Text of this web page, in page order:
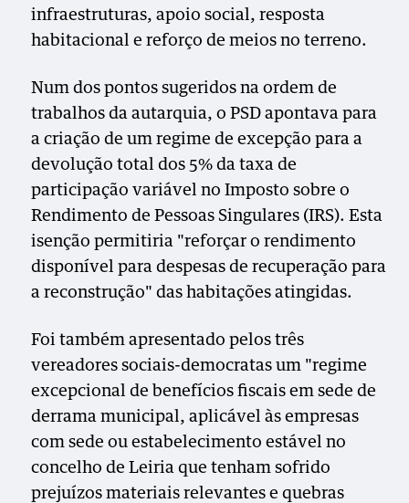
infraestruturas, apoio social, resposta
habitacional e reforço de meios no terreno.
Num dos pontos sugeridos na ordem de
trabalhos da autarquia, o PSD apontava para
a criação de um regime de excepção para a
devolução total dos 5% da taxa de
participação variável no Imposto sobre o
Rendimento de Pessoas Singulares (IRS). Esta
isenção permitiria "reforçar o rendimento
disponível para despesas de recuperação para
a reconstrução" das habitações atingidas.
Foi também apresentado pelos três
vereadores sociais-democratas um "regime
excepcional de benefícios fiscais em sede de
derrama municipal, aplicável às empresas
com sede ou estabelecimento estável no
concelho de Leiria que tenham sofrido
prejuízos materiais relevantes e quebras